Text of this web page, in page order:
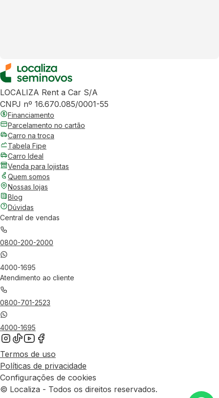
LOCALIZA Rent a Car S/A
CNPJ nº 16.670.085/0001-55
Financiamento
Parcelamento no cartão
Carro na troca
Tabela Fipe
Carro Ideal
Venda para lojistas
Quem somos
Nossas lojas
Blog
Dúvidas
Central de vendas
0800-200-2000
4000-1695
Atendimento ao cliente
0800-701-2523
4000-1695
Termos de uso
Políticas de privacidade
Configurações de cookies
© Localiza - Todos os direitos reservados.